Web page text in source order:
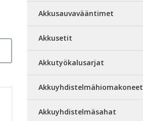
Akkusauvavääntimet
Akkusetit
Akkutyökalusarjat
Akkuyhdistelmähiomakoneet
Akkuyhdistelmäsahat